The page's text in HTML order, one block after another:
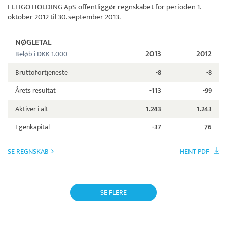
ELFIGO HOLDING ApSoffentliggør regnskabet for perioden 1.
oktober 2012 til 30. september 2013.
NØGLETAL
Beløb i DKK 1.000 2013 2012
Bruttofortjeneste -8
-8
Årets resultat
-113
-99
Aktiver i alt
1.243
1.243
Egenkapital
-37 76
SE REGNSKAB HENT PDF
SE FLERE